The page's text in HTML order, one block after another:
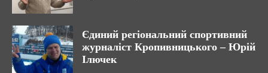
Єдиний регіональний спортивний
журналіст Кропивницького – Юрій
Ілючек